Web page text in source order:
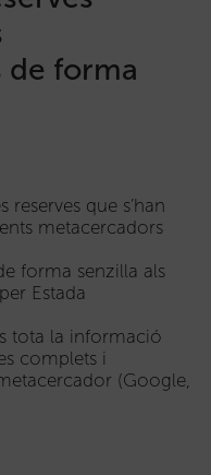
de forma
reserves que s’han
metacercadors
forma senzilla als
Estada
tota la informació
complets i
(Google,